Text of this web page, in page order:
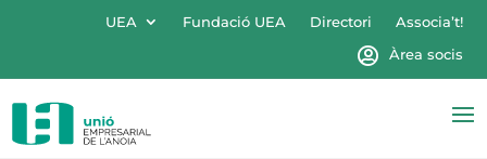
UEA Fundació UEA Directori
Associa’t!
Àrea socis